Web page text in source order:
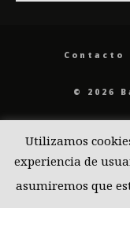
Contacto
© 2026
Utilizamos
experiencia de
asumiremos que